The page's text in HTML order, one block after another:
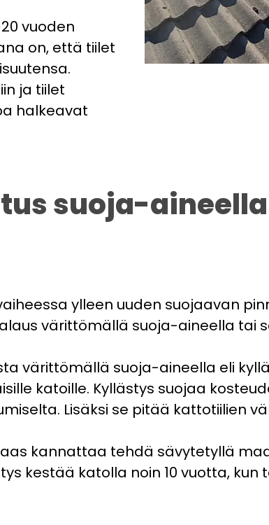
vuoden
on, että tiilet
ja tiilet
halkeavat
suoja-
ylleen uuden suojaavan
värittömällä suoja-aineella tai
värittömällä suoja-aineella eli
katoille. Kyllästys suojaa
Lisäksi se pitää kattotiilien
kannattaa tehdä sävytetyllä
kestää katolla noin 10 vuotta,